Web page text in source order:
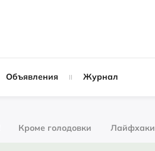
Объявления Журнал
Кроме голодовки Лайфхаки